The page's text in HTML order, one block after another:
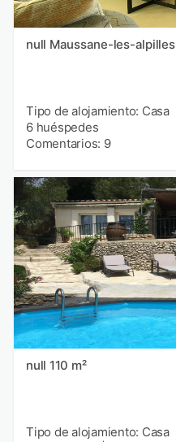
null Maussane-les-alpilles
Tipo de alojamiento: Casa
6 huéspedes
Comentarios: 9
null 110 m²
Tipo de alojamiento: Casa